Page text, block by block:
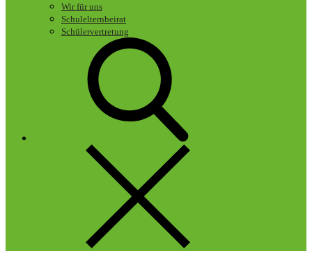
Wir für uns
Schulelternbeirat
Schülervertretung